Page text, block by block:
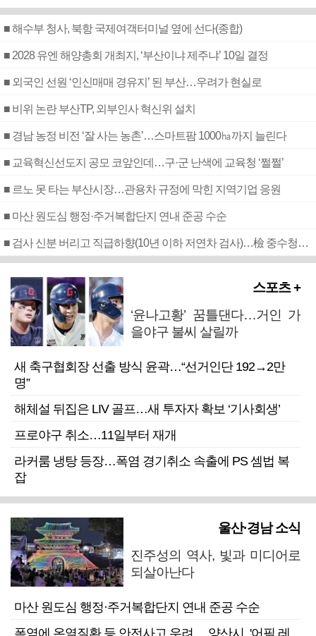
■ 해수부 청사, 북항 국제여객터미널 옆에 선다(종합)
■ 2028 유엔 해양총회 개최지, ‘부산이냐 제주냐’ 10일 결정
■ 외국인 선원 ‘인신매매 경유지’ 된 부산…우려가 현실로
■ 비위 논란 부산TP, 외부인사 혁신위 설치
■ 경남 농정 비전 ‘잘 사는 농촌’…스마트팜 1000㏊까지 늘린다
■ 교육혁신선도지 공모 코앞인데…구·군 난색에 교육청 ‘쩔쩔’
■ 르노 못 타는 부산시장…관용차 규정에 막힌 지역기업 응원
■ 마산 원도심 행정·주거복합단지 연내 준공 수순
■ 검사 신분 버리고 직급하향(10년 이하 저연차 검사)…檢 중수청행 기피
스포츠 +
‘윤나고황’ 꿈틀댄다…거인 가
을야구 불씨 살릴까
새 축구협회장 선출 방식 윤곽…“선거인단 192→2만
명”
해체설 뒤집은 LIV 골프…새 투자자 확보 ‘기사회생’
프로야구 취소…11일부터 재개
라커룸 냉탕 등장…폭염 경기취소 속출에 PS 셈법 복
잡
울산·경남 소식
진주성의 역사, 빛과 미디어로
되살아난다
마산 원도심 행정·주거복합단지 연내 준공 수순